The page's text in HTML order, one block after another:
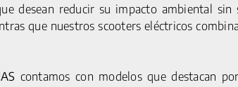
desean reducir su impacto ambiental
que nuestros scooters eléctricos
contamos con modelos que destacan
AVISO LEGAL
FAQS